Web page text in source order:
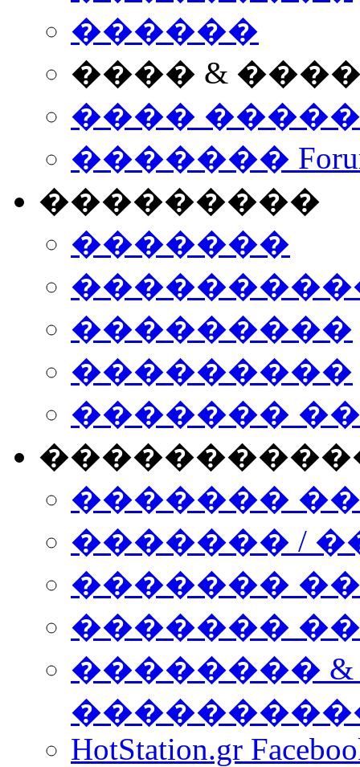
������
���� &
����
�������
���������
�������
���������
���������
�������
�������
������� /
�������
������� ���
��������
HotStation.gr